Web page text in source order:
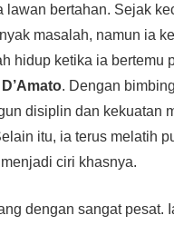
lawan bertahan. Sejak
masalah, namun ia
hidup ketika ia bertemu
. Dengan
disiplin dan kekuatan
itu, ia terus melatih
ciri khasnya.
dengan sangat pesat.